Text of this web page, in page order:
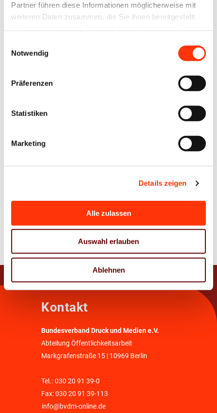
Partner führen diese Informationen möglicherweise mit
weiteren Daten zusammen, die Sie ihnen bereitgestellt
Notwendig
Präferenzen
Statistiken
Marketing
Details zeigen
Alle zulassen
Auswahl erlauben
Ablehnen
Zur Übersicht
Kontakt
Bundesverband Druck und Medien e.V.
Abteilung Öffentlichkeitsarbeit
Markgrafenstraße 15 | 10969 Berlin
Tel.: 030 20 91 39-0
Fax: 030 20 91 39-113
info@bvdm-online.de